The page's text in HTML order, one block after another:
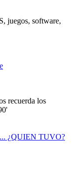
juegos, software,
recuerda los
¿QUIEN TUVO?